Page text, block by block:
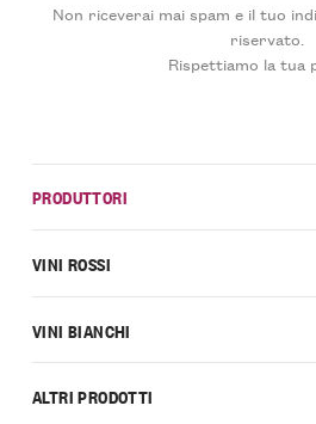
Non riceverai mai spam e il tuo
riservato.
Rispettiamo la tua
PRODUTTORI
VINI ROSSI
VINI BIANCHI
ALTRI PRODOTTI